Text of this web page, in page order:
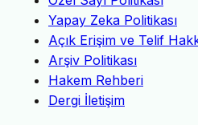
Yapay Zeka Politikası
Açık Erişim ve Telif
Arşiv Politikası
Hakem Rehberi
Dergi İletişim